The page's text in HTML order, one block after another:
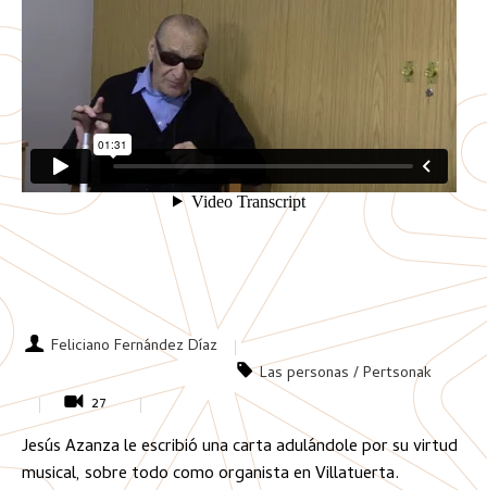
Feliciano Fernández Díaz
Las personas / Pertsonak
27
Jesús Azanza le escribió una carta adulándole por su virtud
musical, sobre todo como organista en Villatuerta.